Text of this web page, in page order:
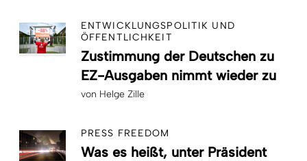
ENTWICKLUNGSPOLITIK UND
ÖFFENTLICHKEIT
Zustimmung der Deutschen zu
EZ-Ausgaben nimmt wieder zu
von Helge Zille
PRESS FREEDOM
Was es heißt, unter Präsident